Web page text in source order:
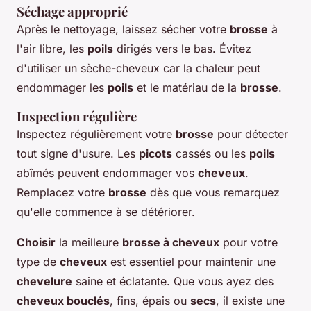
Séchage approprié
Après le nettoyage, laissez sécher votre brosse à
l'air libre, les poils dirigés vers le bas. Évitez
d'utiliser un sèche-cheveux car la chaleur peut
endommager les poils et le matériau de la brosse.
Inspection régulière
Inspectez régulièrement votre brosse pour détecter
tout signe d'usure. Les picots cassés ou les poils
abîmés peuvent endommager vos cheveux.
Remplacez votre brosse dès que vous remarquez
qu'elle commence à se détériorer.
Choisir la meilleure brosse à cheveux pour votre
type de cheveux est essentiel pour maintenir une
chevelure saine et éclatante. Que vous ayez des
cheveux bouclés, fins, épais ou secs, il existe une